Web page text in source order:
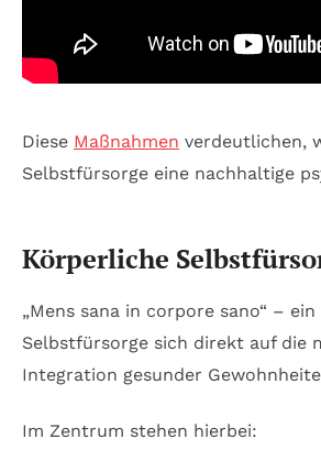
Diese Maßnahmen verdeutlichen,
Selbstfürsorge eine nachhaltige
Körperliche
„Mens sana in corpore sano“ –
Selbstfürsorge sich direkt auf die
Integration gesunder
Im Zentrum stehen hierbei: